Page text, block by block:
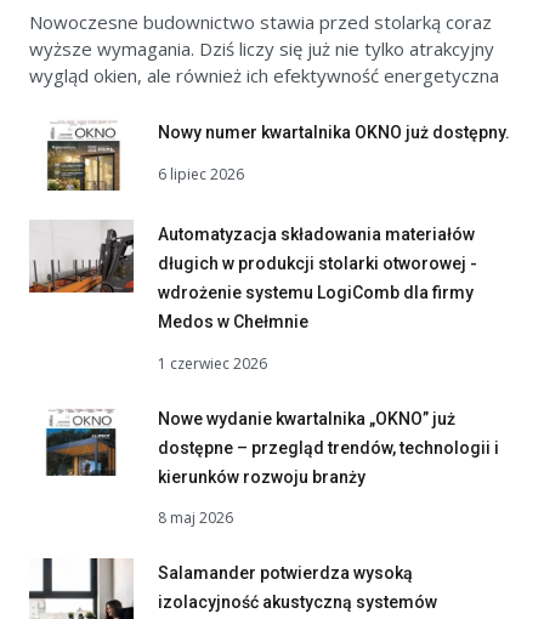
Nowoczesne budownictwo stawia przed stolarką coraz
wyższe wymagania. Dziś liczy się już nie tylko atrakcyjny
wygląd okien, ale również ich efektywność energetyczna
Nowy numer kwartalnika OKNO już dostępny.
6 lipiec 2026
Automatyzacja składowania materiałów
długich w produkcji stolarki otworowej -
wdrożenie systemu LogiComb dla firmy
Medos w Chełmnie
1 czerwiec 2026
Nowe wydanie kwartalnika „OKNO” już
dostępne – przegląd trendów, technologii i
kierunków rozwoju branży
8 maj 2026
Salamander potwierdza wysoką
izolacyjność akustyczną systemów